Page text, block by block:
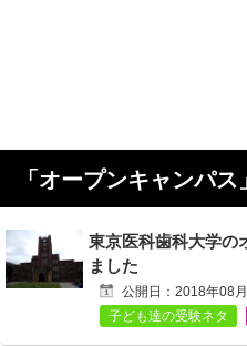
「 オープンキャンパス
東京医科歯科大学の
ました
公開日： 2018年08
子ども達の受験ネタ